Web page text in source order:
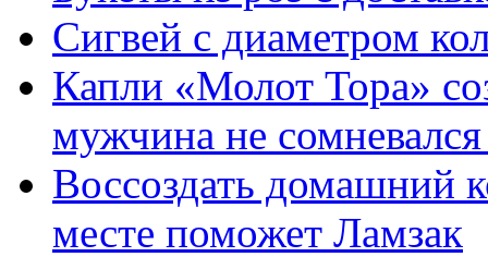
Сигвей с диаметром
Капли «Молот Тора»
мужчина не
Воссоздать домашний
месте поможет Ламзак